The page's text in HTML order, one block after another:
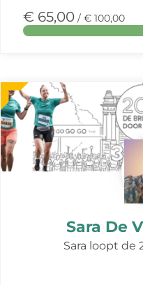
€ 65,00 / € 100,00
Sara De
Sara loopt de
Meer
over
deze
actie